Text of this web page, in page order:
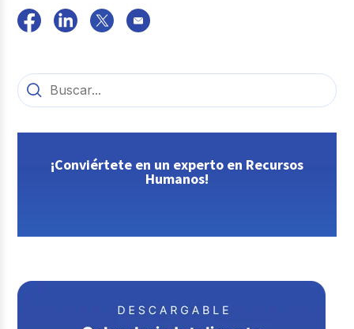
¡Conviértete en un experto en Recursos
Humanos!